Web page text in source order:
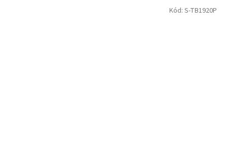
Kód: S-TB1920P